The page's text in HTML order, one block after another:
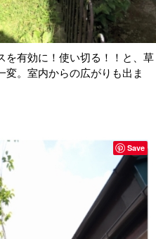
を有効に！使い切る！！と、草
変。室内からの広がりも出ま
Save